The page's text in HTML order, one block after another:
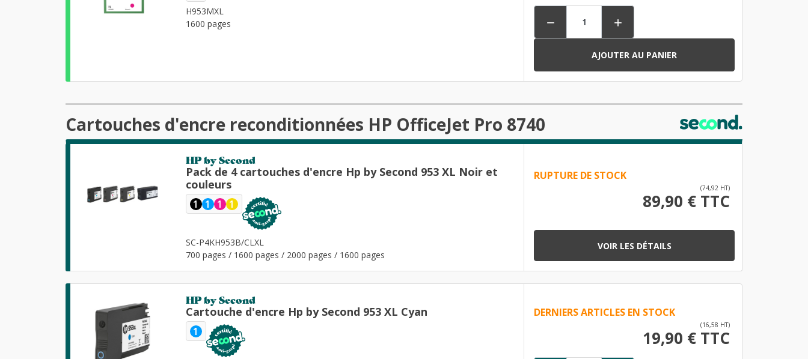
H953MXL
1600 pages
 
AJOUTER AU PANIER
Cartouches d'encre reconditionnées HP OfficeJet Pro 8740
HP by Second
Pack de 4 cartouches d'encre Hp by Second 953 XL Noir et
couleurs
1 1 1 1
SC-P4KH953B/CLXL
700 pages / 1600 pages / 2000 pages / 1600 pages
RUPTURE DE STOCK
(74,92 HT)
89,90 € TTC
VOIR LES DÉTAILS
HP by Second
Cartouche d'encre Hp by Second 953 XL Cyan
1
DERNIERS ARTICLES EN STOCK
(16,58 HT)
19,90 € TTC